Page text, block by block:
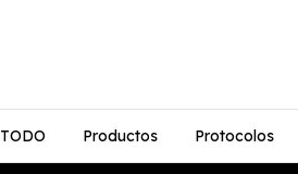
TODO Productos Protocolos